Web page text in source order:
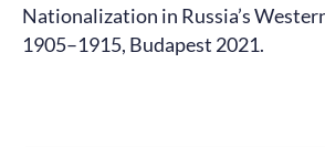
Nationalization in Russia’s
1905–1915, Budapest 2021.